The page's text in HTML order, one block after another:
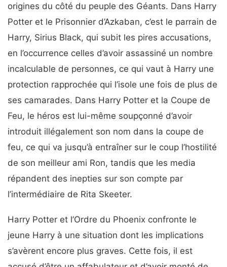
origines du côté du peuple des Géants. Dans Harry
Potter et le Prisonnier d’Azkaban, c’est le parrain de
Harry, Sirius Black, qui subit les pires accusations,
en l’occurrence celles d’avoir assassiné un nombre
incalculable de personnes, ce qui vaut à Harry une
protection rapprochée qui l’isole une fois de plus de
ses camarades. Dans Harry Potter et la Coupe de
Feu, le héros est lui-même soupçonné d’avoir
introduit illégalement son nom dans la coupe de
feu, ce qui va jusqu’à entraîner sur le coup l’hostilité
de son meilleur ami Ron, tandis que les media
répandent des inepties sur son compte par
l’intermédiaire de Rita Skeeter.
Harry Potter et l’Ordre du Phoenix confronte le
jeune Harry à une situation dont les implications
s’avèrent encore plus graves. Cette fois, il est